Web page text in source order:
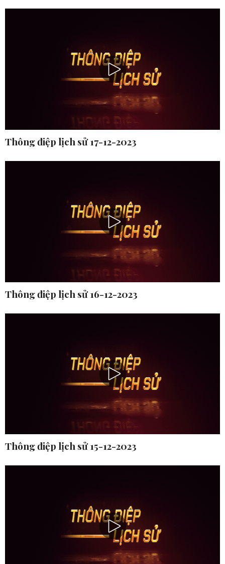
Thông điệp lịch sử 17-12-2023
Thông điệp lịch sử 16-12-2023
Thông điệp lịch sử 15-12-2023